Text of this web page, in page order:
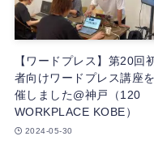
【ワードプレス】第20回
者向けワードプレス講座
催しました@神戸（120
WORKPLACE KOBE）
2024-05-30